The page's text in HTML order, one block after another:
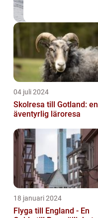
04 juli 2024
Skolresa till Gotland: en
äventyrlig läroresa
18 januari 2024
Flyga till England - En